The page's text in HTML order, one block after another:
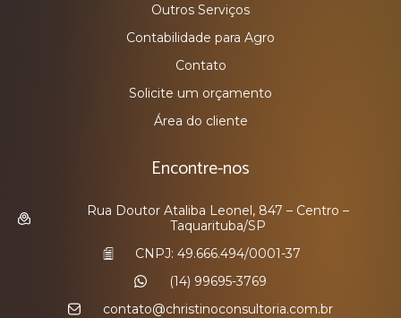
Outros Serviços
Contabilidade para Agro
Contato
Solicite um orçamento
Área do cliente
Encontre-nos
Rua Doutor Ataliba Leonel, 847 – Centro –
Taquarituba/SP
CNPJ: 49.666.494/0001-37
(14) 99695-3769
contato@christinoconsultoria.com.br